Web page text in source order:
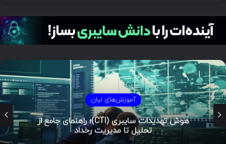
آموزش‌های لیان
هوش تهدیدات سایبری (CTI)؛ راهنمای جامع از
تحلیل تا مدیریت رخداد